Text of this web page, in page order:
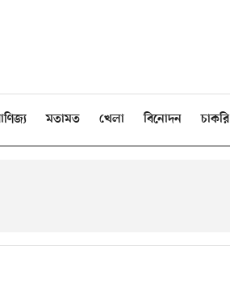
মতামত খেলা বিনোদন চাকরি